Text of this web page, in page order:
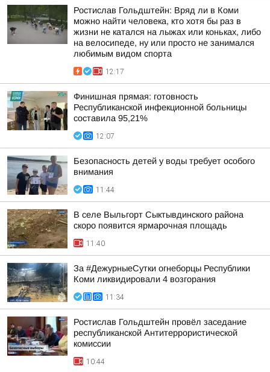
Ростислав Гольдштейн: Вряд ли в Коми
можно найти человека, кто хотя бы раз в
жизни не катался на лыжах или коньках, либо
на велосипеде, ну или просто не занимался
любимым видом спорта
12:17
Финишная прямая: готовность
Республиканской инфекционной больницы
составила 95,21%
12:07
Безопасность детей у воды требует особого
внимания
11:44
В селе Выльгорт Сыктывдинского района
скоро появится ярмарочная площадь
11:40
За #ДежурныеСутки огнеборцы Республики
Коми ликвидировали 4 возгорания
11:34
Ростислав Гольдштейн провёл заседание
республиканской Антитеррористической
комиссии
10:44